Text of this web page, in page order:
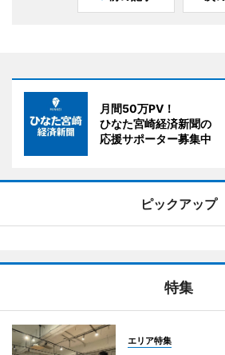
月間50万PV！
ひなた宮崎経済新聞の
応援サポーター募集中
ピックアップ
特集
エリア特集